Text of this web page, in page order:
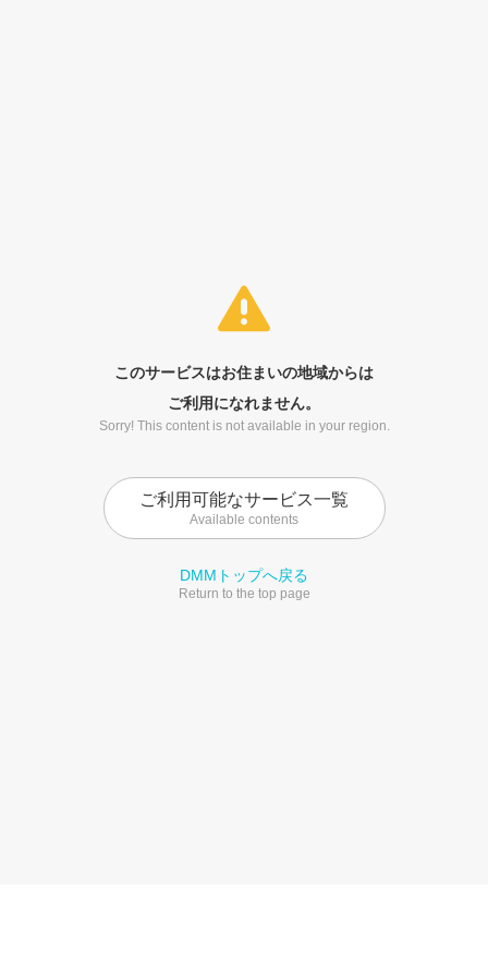
このサービスはお住まいの地域からは
ご利用になれません。
Sorry! This content is not available in your region.
ご利用可能なサービス一覧
Available contents
DMMトップへ戻る
Return to the top page